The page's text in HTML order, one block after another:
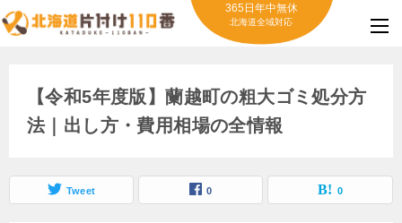
365日年中無休
北海道全域対応
【令和5年度版】蘭越町の粗大ゴミ処分方
法｜出し方・費用相場の全情報
Tweet 0 0